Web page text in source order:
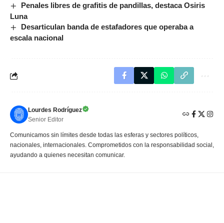
Penales libres de grafitis de pandillas, destaca Osiris
Luna
Desarticulan banda de estafadores que operaba a
escala nacional
Lourdes Rodríguez
Senior Editor
Comunicamos sin límites desde todas las esferas y sectores políticos,
nacionales, internacionales. Comprometidos con la responsabilidad social,
ayudando a quienes necesitan comunicar.